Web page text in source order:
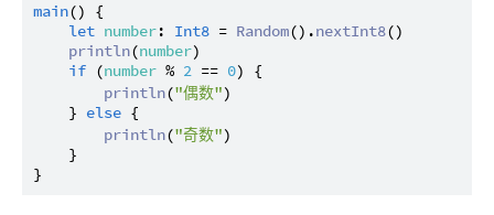
main() {
let number: Int8 = Random().nextInt8()
println(number)
if (number % 2 == 0) {
println("偶数")
    }
else {
println("奇数")
    }